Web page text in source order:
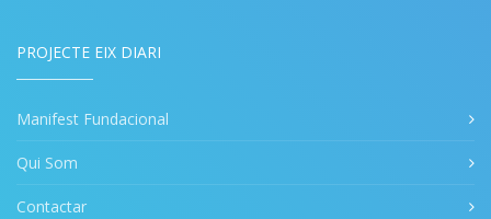
PROJECTE EIX DIARI
Manifest Fundacional
Qui Som
Contactar